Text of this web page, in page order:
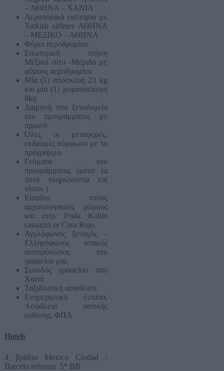
– ΑΘΗΝΑ – ΧΑΝΙΑ
Αεροπορικά εισιτήρια με
Turkish airlines ΑΘΗΝΑ
– ΜΕΞΙΚΟ – ΑΘΗΝΑ
Φόροι αεροδρομίου
Εσωτερική πτήση
Μέξικο σίτυ -Μέριδα με
φόρους αεροδρομίου
Μία (1) αποσκευή 23 kg
και μία (1) χειραποσκευή
8kg
Διαμονή στα ξενοδοχεία
του προγράμματος με
πρωινό
Όλες οι μεταφορές,
εκδρομές σύμφωνα με το
πρόγραμμα
Γεύματα του
προγράμματος (μόνο τα
ποτά πληρώνονται επί
τόπου )
Είσοδοι στους
αρχαιολογικούς χώρους
και στην Frida Kahlo
casaazul or Casa Rojo
Αγγλόφωνος ξεναγός –
Ελληνόφωνος τοπικός
αντιπρόσωπος του
γραφείου μας
Συνοδός γραφείου απο
Χανιά
Ταξιδιωτική ασφάλιση
Ενημερωτικά έντυπα,
Ασφάλεια αστικής
ευθύνης, ΦΠΑ
Hotels
4 βράδια Mexico Ciudad :
Barcelo reforma 5* BB